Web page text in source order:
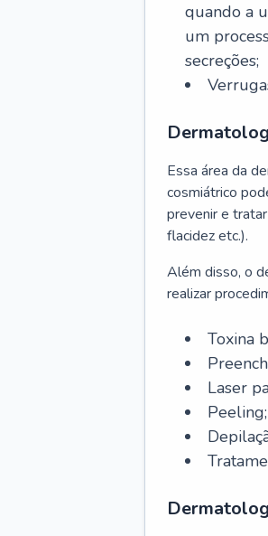
quando a
um
secreções;
Essa área da
cosmiátrico
prevenir e
flacidez etc.).
Além disso, o
realizar
Toxina
Laser
Peeling;